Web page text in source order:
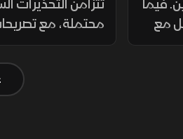
مع
محتملة، مع
حرب إيران، فيما
العمل لإنهاء
بعد انفجار